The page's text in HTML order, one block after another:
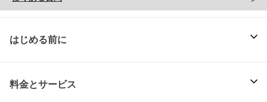
はじめる前に
料金とサービス